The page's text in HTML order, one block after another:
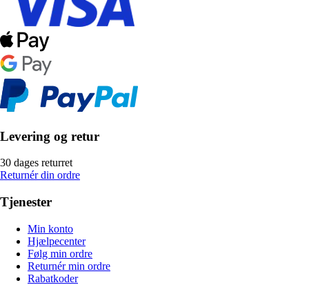
Levering og retur
30 dages returret
Returnér din ordre
Tjenester
Min konto
Hjælpecenter
Følg min ordre
Returnér min ordre
Rabatkoder